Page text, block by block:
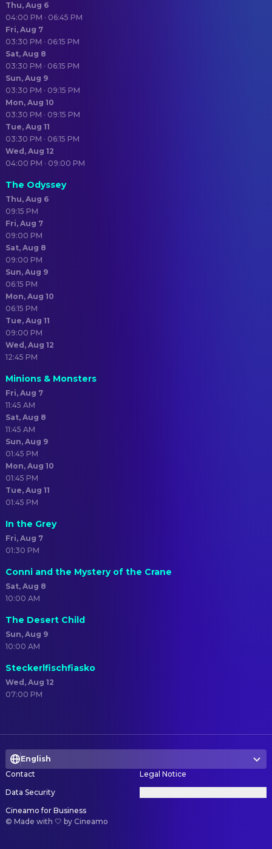
Thu, Aug 6
04:00 PM · 06:45 PM
Fri, Aug 7
03:30 PM · 06:15 PM
Sat, Aug 8
03:30 PM · 06:15 PM
Sun, Aug 9
03:30 PM · 09:15 PM
Mon, Aug 10
03:30 PM · 09:15 PM
Tue, Aug 11
03:30 PM · 06:15 PM
Wed, Aug 12
04:00 PM · 09:00 PM
The Odyssey
Thu, Aug 6
09:15 PM
Fri, Aug 7
09:00 PM
Sat, Aug 8
09:00 PM
Sun, Aug 9
06:15 PM
Mon, Aug 10
06:15 PM
Tue, Aug 11
09:00 PM
Wed, Aug 12
12:45 PM
Minions & Monsters
Fri, Aug 7
11:45 AM
Sat, Aug 8
11:45 AM
Sun, Aug 9
01:45 PM
Mon, Aug 10
01:45 PM
Tue, Aug 11
01:45 PM
In the Grey
Fri, Aug 7
01:30 PM
Conni and the Mystery of the Crane
Sat, Aug 8
10:00 AM
The Desert Child
Sun, Aug 9
10:00 AM
Steckerlfischfiasko
Wed, Aug 12
07:00 PM
English
Contact
Legal Notice
Data Security
Cineamo for Business
© Made with 🤍 by Cineamo